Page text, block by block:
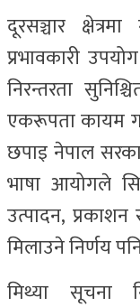
दूरसञ्चार
प्रभावकारी
निरन्तरता
एकरूपता कायम
छपाइ नेपाल
भाषा आयोगले
उत्पादन, प्रकाशन
मिलाउने निर्णय
मिथ्या सूचना